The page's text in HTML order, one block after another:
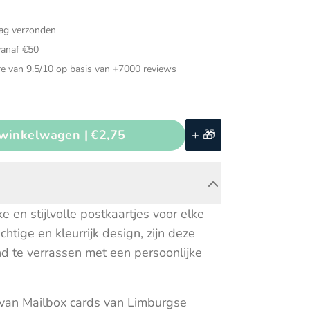
speelgoed
speelgoed
Speelgarages, auto's &
voor in de auto Speeltenten & speeltunnels
verzonden
€50
van 9.5/10 op basis van +7000 reviews
voeg toe aan winkelwagen | €2,75 + 🎁
en stijlvolle postkaartjes voor elke
en kleurrijk design, zijn deze
te verrassen met een persoonlijke
Mailbox cards van Limburgse